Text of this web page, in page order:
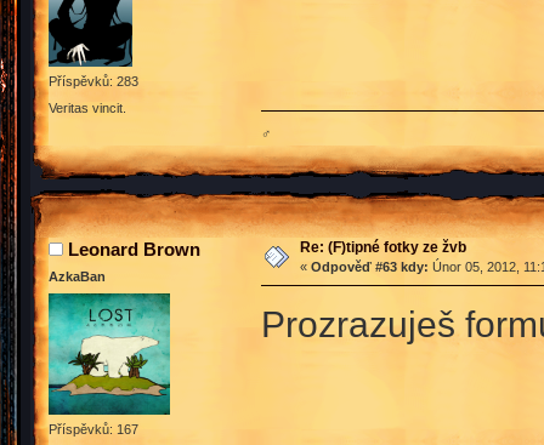
Příspěvků: 283
Veritas vincit.
♂
Leonard Brown
AzkaBan
Příspěvků: 167
Re: (F)tipné fotky ze žvb
« Odpověď #63 kdy: Únor 05, 2012,
Prozrazuješ